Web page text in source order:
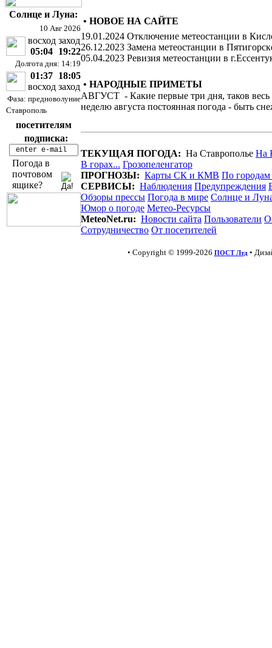
Солнце и Луна:
10 Авг 2026
восход
05:04
заход
19:22
Долгота дня: 14:19
01:37
восход
18:05
заход
Фаза: предноволуние
Ставрополь
посетителям
подписка:
Погода в
почтовом
ящике?
• НОВОЕ НА САЙТЕ
19.01.2024 Отключение метеостанции в
26.12.2023 Замена метеостанции в
05.04.2023 Ревизия метеостанции в
• НАРОДНЫЕ ПРИМЕТЫ
АВГУСТ - Какие первые три дня, таков
неделю августа постоянная погода - быть
ТЕКУЩАЯ ПОГОДА: На Ставрополье На
В горах... Грозопеленгатор
ПРОГНОЗЫ: Карты СК и КМВ По
СЕРВИСЫ: Наблюдения Предупреждения
Обзоры прессы Погода в мире Солнце и
Юмор о погоде Метео-Ресурсы
MeteoNet.ru: Новости сайта Пользователи О
Сотрудничество От посетителей
• Copyright © 1999-2026 ПОСТ Лтд•